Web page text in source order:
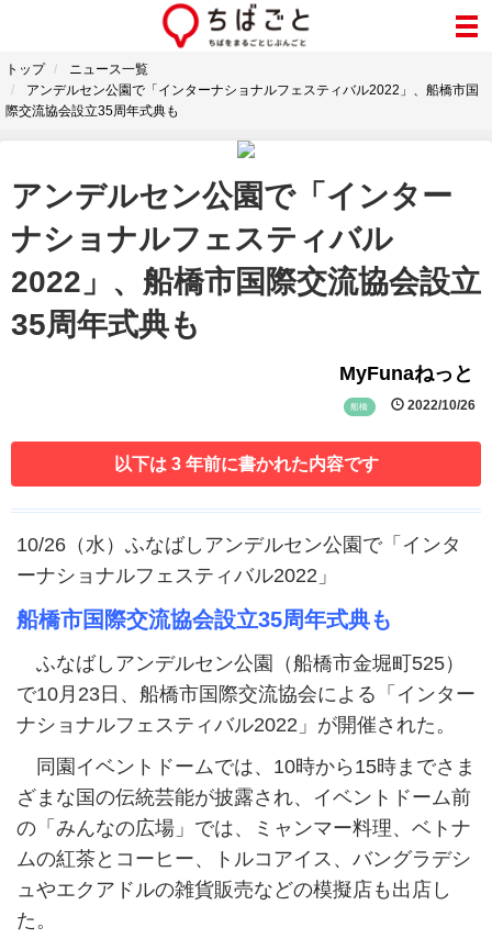
トップ
ニュース一覧
アンデルセン公園で「インターナショナルフェスティバル2022」、船橋市国
際交流協会設立35周年式典も
アンデルセン公園で「インター
ナショナルフェスティバル
2022」、船橋市国際交流協会設立
35周年式典も
MyFunaねっと
船橋 2022/10/26
以下は 3 年前に書かれた内容です
10/26（水）ふなばしアンデルセン公園で「インタ
ーナショナルフェスティバル2022」
船橋市国際交流協会設立35周年式典も
ふなばしアンデルセン公園（船橋市金堀町525）
で10月23日、船橋市国際交流協会による「インター
ナショナルフェスティバル2022」が開催された。
同園イベントドームでは、10時から15時までさま
ざまな国の伝統芸能が披露され、イベントドーム前
の「みんなの広場」では、ミャンマー料理、ベトナ
ムの紅茶とコーヒー、トルコアイス、バングラデシ
ュやエクアドルの雑貨販売などの模擬店も出店し
た。